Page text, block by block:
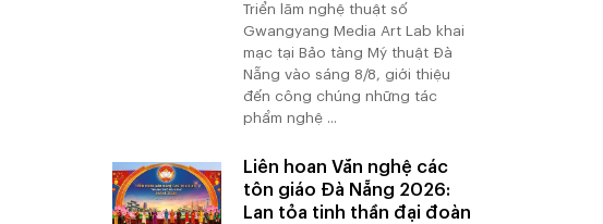
Triển lãm nghệ thuật số
Gwangyang Media Art Lab khai
mạc tại Bảo tàng Mỹ thuật Đà
Nẵng vào sáng 8/8, giới thiệu
đến công chúng những tác
phẩm nghệ ...
Liên hoan Văn nghệ các
tôn giáo Đà Nẵng 2026:
Lan tỏa tinh thần đại đoàn